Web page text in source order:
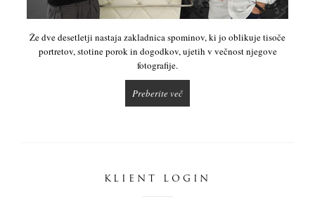
Že dve desetletji nastaja zakladnica spominov, ki jo oblikuje tisoče
portretov, stotine porok in dogodkov, ujetih v večnost njegove
fotografije.
Preberite več
KLIENT LOGIN